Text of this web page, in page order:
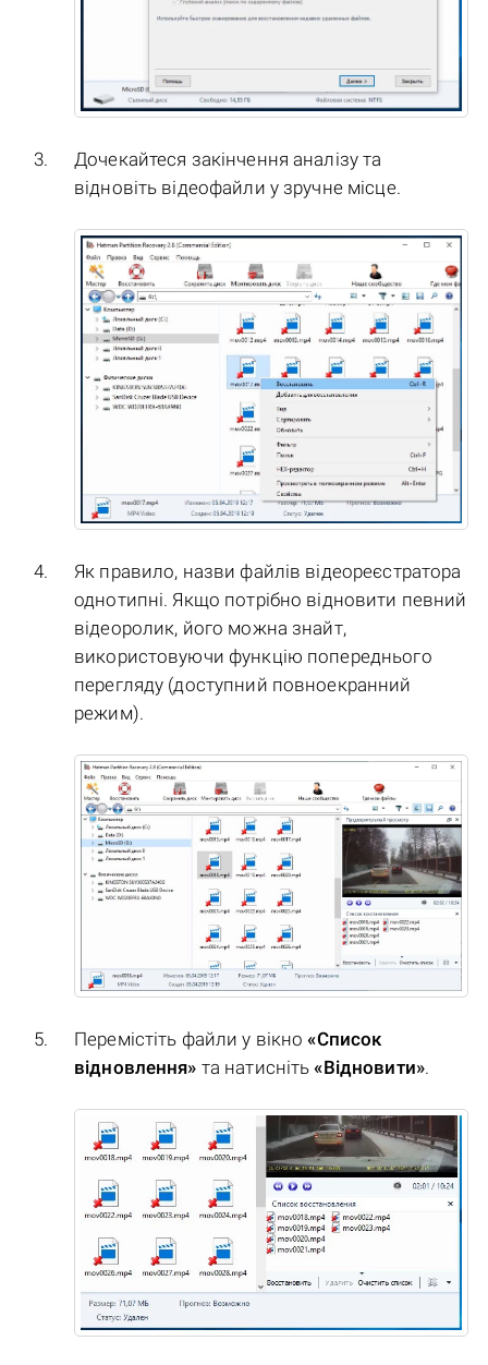
Дочекайтеся закінчення аналізу та
відновіть відеофайли у зручне місце.
Як правило, назви файлів відеореєстратора
однотипні. Якщо потрібно відновити певний
відеоролик, його можна знайт,
використовуючи функцію попереднього
перегляду (доступний повноекранний
режим).
Перемістіть файли у вікно«Список
відновлення» та натисніть«Відновити».